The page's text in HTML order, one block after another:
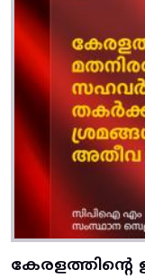
കേരളത്തിന്റെ